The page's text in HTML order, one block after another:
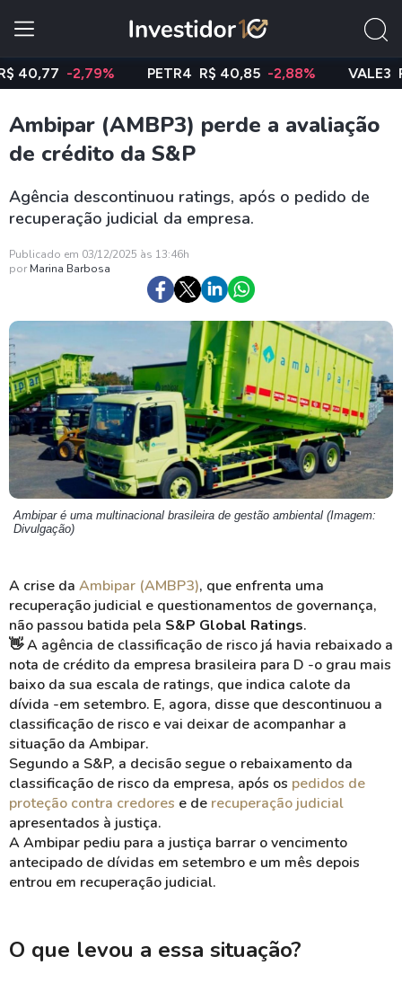
-2,79% PETR4 R$ 40,85 -2,88% VALE3 R$
Ambipar (AMBP3) perde a avaliação
de crédito da S&P
Agência descontinuou ratings, após o pedido de
recuperação judicial da empresa.
Publicado em 03/12/2025 às 13:46h
por Marina Barbosa
Ambipar é uma multinacional brasileira de gestão ambiental (Imagem:
Divulgação)
A crise da Ambipar (AMBP3), que enfrenta uma
recuperação judicial e questionamentos de governança,
não passou batida pela S&P Global Ratings.
👋 A agência de classificação de risco já havia rebaixado a
nota de crédito da empresa brasileira para D -o grau mais
baixo da sua escala de ratings, que indica calote da
dívida -em setembro. E, agora, disse que descontinuou a
classificação de risco e vai deixar de acompanhar a
situação da Ambipar.
Segundo a S&P, a decisão segue o rebaixamento da
classificação de risco da empresa, após os pedidos de
proteção contra credores e de recuperação judicial
apresentados à justiça.
AAmbipar pediu para a justiça barrar o vencimento
antecipado de dívidas em setembro e um mês depois
entrou em recuperação judicial.
O que levou a essa situação?